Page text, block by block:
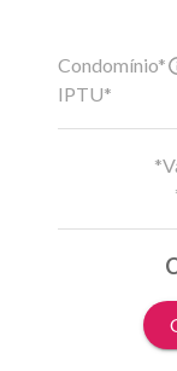
Condomínio*
IPTU*